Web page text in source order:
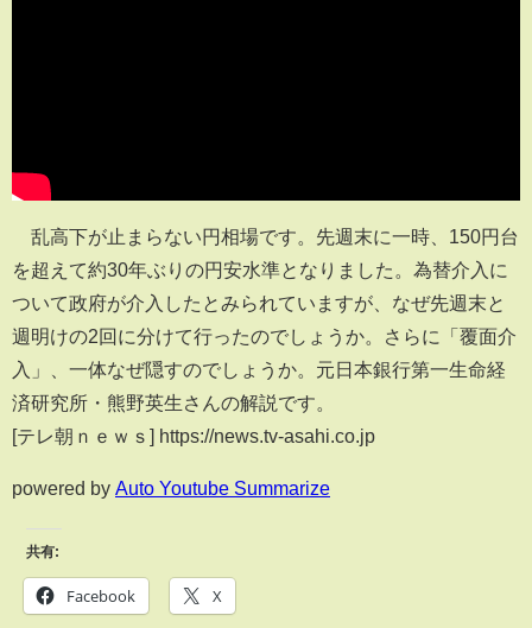
乱高下が止まらない円相場です。先週末に一時、150円台
を超えて約30年ぶりの円安水準となりました。為替介入に
ついて政府が介入したとみられていますが、なぜ先週末と
週明けの2回に分けて行ったのでしょうか。さらに「覆面介
入」、一体なぜ隠すのでしょうか。元日本銀行第一生命経
済研究所・熊野英生さんの解説です。
[テレ朝ｎｅｗｓ] https://news.tv-asahi.co.jp
powered by Auto Youtube Summarize
共有:
Facebook X